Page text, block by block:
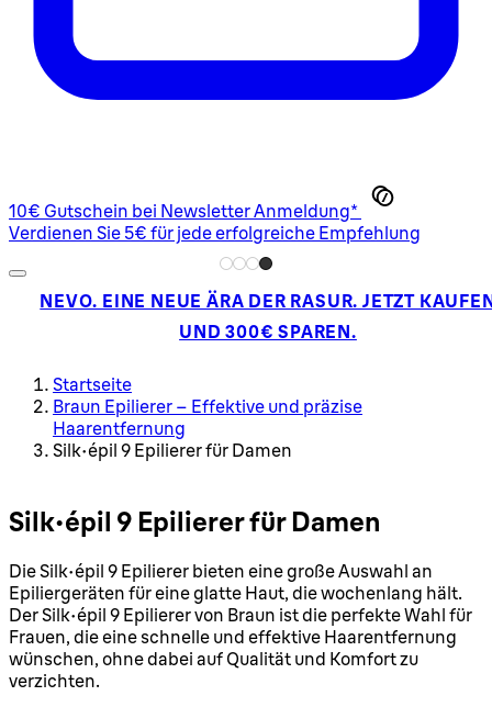
10€ Gutschein bei Newsletter Anmeldung*
Verdienen Sie 5€ für jede erfolgreiche Empfehlung
NEVO. EINE NEUE ÄRA DER RASUR. JETZT
UND 300€ SPAREN.
Startseite
Braun Epilierer – Effektive und präzise
Haarentfernung
Silk épil 9 Epilierer für Damen
Silk épil 9 Epilierer für Damen
Die Silk épil 9 Epilierer bieten eine große Auswahl an
Epiliergeräten für eine glatte Haut, die wochenlang hält.
Der Silk-épil 9 Epilierer von Braun ist die perfekte Wahl für
Frauen, die eine schnelle und effektive Haarentfernung
wünschen, ohne dabei auf Qualität und Komfort zu
verzichten.